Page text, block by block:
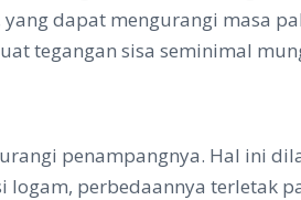
dapat mengurangi masa
tegangan sisa seminimal
penampangnya. Hal ini
perbedaannya terletak